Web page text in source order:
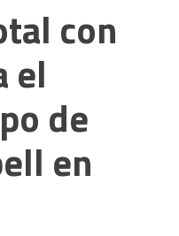
con
el
de
en